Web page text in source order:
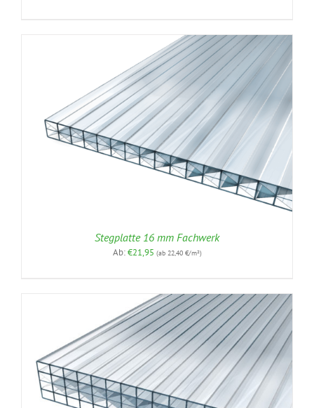
Stegplatte 16 mm Fachwerk
Ab:€21,95 (ab 22,40 €/m²)